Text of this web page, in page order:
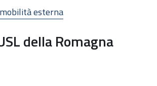
esterna
della Romagna